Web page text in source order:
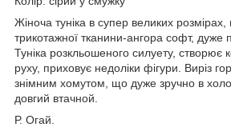
Жіноча туніка в супер великих розмірах,
трикотажної тканини-ангора софт, дуже
Туніка розкльошеного силуету, створює
руху, приховує недоліки фігури. Виріз
знімним хомутом, що дуже зручно в
довгий втачной.
Р. Огай.